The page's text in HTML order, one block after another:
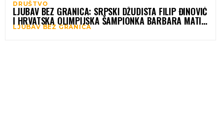
DRUŠTVO
LJUBAV BEZ GRANICA: SRPSKI DŽUDISTA FILIP ĐINOVIĆ
I HRVATSKA OLIMPIJSKA ŠAMPIONKA BARBARA MATIĆ
REKLI „DA“ U SPLITU!
LJUBAV BEZ GRANICA